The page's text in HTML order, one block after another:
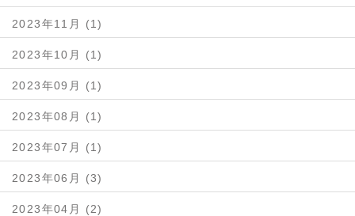
2023年11月 (1)
2023年10月 (1)
2023年09月 (1)
2023年08月 (1)
2023年07月 (1)
2023年06月 (3)
2023年04月 (2)